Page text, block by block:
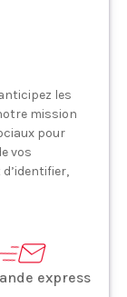
les
mission
pour
vos
express